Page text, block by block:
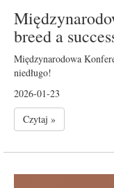
breed a
Międzynarodowa
niedługo!
2026-01-23
Czytaj »